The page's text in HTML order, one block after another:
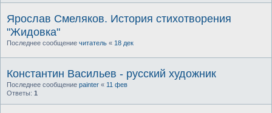
Ярослав Смеляков. История стихотворения
"Жидовка"
Последнее сообщение читатель « 18 дек
Константин Васильев - русский художник
Последнее сообщение painter « 11 фев
Ответы: 1